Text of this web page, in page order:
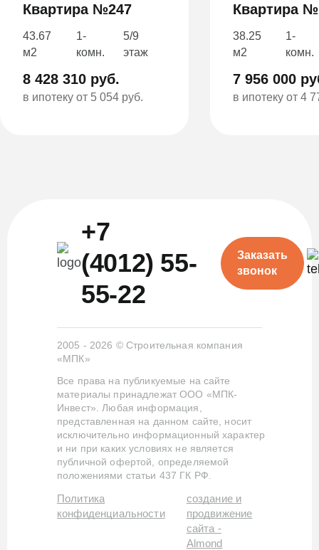
Квартира №247
43.67
м2
1-
комн.
5/9
этаж
8 428 310 руб.
в ипотеку от 5 054 руб.
Квартира
38.25
м2
1-
комн.
7 956 000
в ипотеку от 4
+7
(4012) 55-
55-22
Заказать
звонок
2005 - 2026 © Строительная компания
«МПК»
Все права на публикуемые на сайте
материалы принадлежат ООО «МПК-
Инвест». Любая информация,
представленная на данном сайте, носит
исключительно информационный характер
и ни при каких условиях не является
публичной офертой, определяемой
положениями статьи 437 ГК РФ.
Политика
конфиденциальности
создание и
продвижение
сайта -
Almond